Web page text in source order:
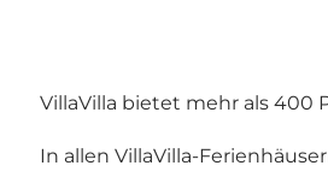
VillaVilla bietet mehr als 400
In allen VillaVilla-